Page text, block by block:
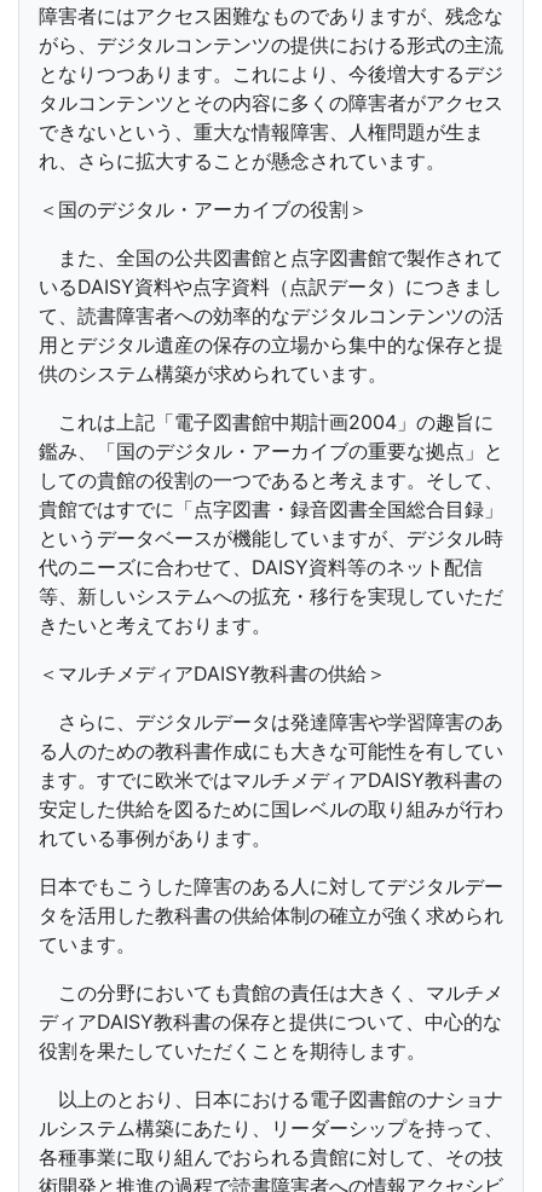
障害者にはアクセス困難なものでありますが、残念な
がら、デジタルコンテンツの提供における形式の主流
となりつつあります。これにより、今後増大するデジ
タルコンテンツとその内容に多くの障害者がアクセス
できないという、重大な情報障害、人権問題が生ま
れ、さらに拡大することが懸念されています。
＜国のデジタル・アーカイブの役割＞
また、全国の公共図書館と点字図書館で製作されて
いるDAISY資料や点字資料（点訳データ）につきまし
て、読書障害者への効率的なデジタルコンテンツの活
用とデジタル遺産の保存の立場から集中的な保存と提
供のシステム構築が求められています。
これは上記「電子図書館中期計画2004」の趣旨に
鑑み、「国のデジタル・アーカイブの重要な拠点」と
しての貴館の役割の一つであると考えます。そして、
貴館ではすでに「点字図書・録音図書全国総合目録」
というデータベースが機能していますが、デジタル時
代のニーズに合わせて、DAISY資料等のネット配信
等、新しいシステムへの拡充・移行を実現していただ
きたいと考えております。
＜マルチメディアDAISY教科書の供給＞
さらに、デジタルデータは発達障害や学習障害のあ
る人のための教科書作成にも大きな可能性を有してい
ます。すでに欧米ではマルチメディアDAISY教科書の
安定した供給を図るために国レベルの取り組みが行わ
れている事例があります。
日本でもこうした障害のある人に対してデジタルデー
タを活用した教科書の供給体制の確立が強く求められ
ています。
この分野においても貴館の責任は大きく、マルチメ
ディアDAISY教科書の保存と提供について、中心的な
役割を果たしていただくことを期待します。
以上のとおり、日本における電子図書館のナショナ
ルシステム構築にあたり、リーダーシップを持って、
各種事業に取り組んでおられる貴館に対して、その技
術開発と推進の過程で読書障害者への情報アクセシビ